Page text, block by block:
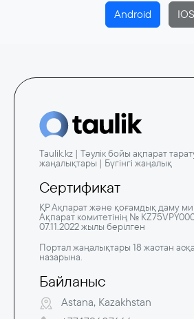
Android IOS
Taulik.kz | Тәулік бойы ақпарат
жаңалықтары | Бүгінгі жаңалық
Сертификат
ҚР Ақпарат және қоғамдық даму
Ақпарат комитетінің №
07.11.2022 жылы берілген
Портал жаңалықтары 18 жастан
назарына.
Байланыс
Astana, Kazakhstan